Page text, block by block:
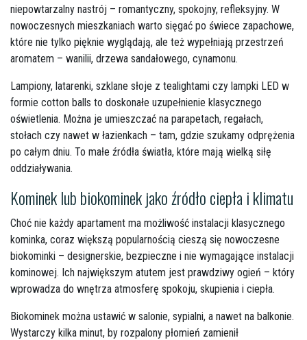
niepowtarzalny nastrój – romantyczny, spokojny, refleksyjny. W
nowoczesnych mieszkaniach warto sięgać po świece zapachowe,
które nie tylko pięknie wyglądają, ale też wypełniają przestrzeń
aromatem – wanilii, drzewa sandałowego, cynamonu.
Lampiony, latarenki, szklane słoje z tealightami czy lampki LED w
formie cotton balls to doskonałe uzupełnienie klasycznego
oświetlenia. Można je umieszczać na parapetach, regałach,
stołach czy nawet w łazienkach – tam, gdzie szukamy odprężenia
po całym dniu. To małe źródła światła, które mają wielką siłę
oddziaływania.
Kominek lub biokominek jako źródło ciepła i klimatu
Choć nie każdy apartament ma możliwość instalacji klasycznego
kominka, coraz większą popularnością cieszą się nowoczesne
biokominki – designerskie, bezpieczne i nie wymagające instalacji
kominowej. Ich największym atutem jest prawdziwy ogień – który
wprowadza do wnętrza atmosferę spokoju, skupienia i ciepła.
Biokominek można ustawić w salonie, sypialni, a nawet na balkonie.
Wystarczy kilka minut, by rozpalony płomień zamienił